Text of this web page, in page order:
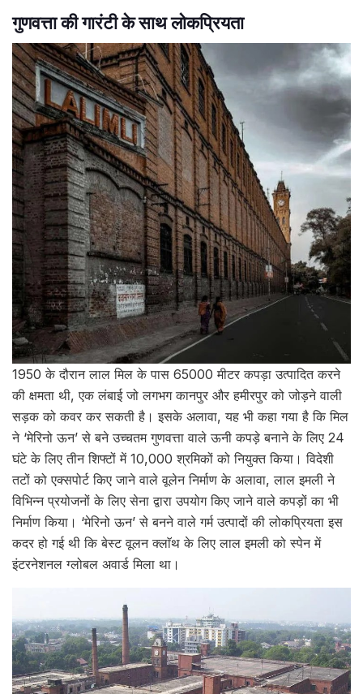
गुणवत्ता की गारंटी के साथ लोकप्रियता
1950 के दौरान लाल मिल के पास 65000 मीटर कपड़ा उत्पादित करने
की क्षमता थी, एक लंबाई जो लगभग कानपुर और हमीरपुर को जोड़ने वाली
सड़क को कवर कर सकती है। इसके अलावा, यह भी कहा गया है कि मिल
ने ‘मेरिनो ऊन’ से बने उच्चतम गुणवत्ता वाले ऊनी कपड़े बनाने के लिए 24
घंटे के लिए तीन शिफ्टों में 10,000 श्रमिकों को नियुक्त किया। विदेशी
तटों को एक्सपोर्ट किए जाने वाले वूलेन निर्माण के अलावा, लाल इमली ने
विभिन्न प्रयोजनों के लिए सेना द्वारा उपयोग किए जाने वाले कपड़ों का भी
निर्माण किया। ‘मेरिनो ऊन’ से बनने वाले गर्म उत्पादों की लोकप्रियता इस
कदर हो गई थी कि बेस्ट वूलन क्लाॅथ के लिए लाल इमली को स्पेन में
इंटरनेशनल ग्लोबल अवार्ड मिला था।